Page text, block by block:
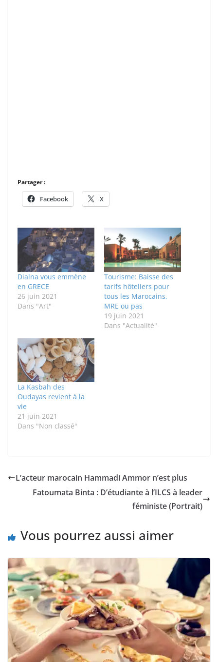
Partager :
Facebook X
Dialna vous emmène
en GRECE
26 juin 2021
Dans "Art"
Tourisme: Baisse des
tarifs hôteliers pour
tous les Marocains,
MRE ou pas
19 juin 2021
Dans "Actualité"
La Kasbah des
Oudayas revient à la
vie
21 juin 2021
Dans "Non classé"
L’acteur marocain Hammadi Ammor n’est plus
Fatoumata Binta : D’étudiante à l’ILCS à leader
féministe (Portrait)
Vous pourrez aussi aimer